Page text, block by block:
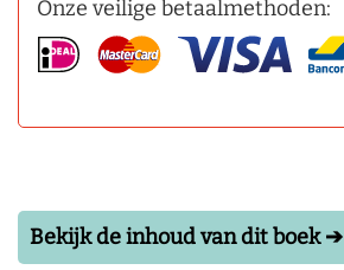
Onze veilige betaalmethoden:
Bekijk de inhoud van dit boek ➔